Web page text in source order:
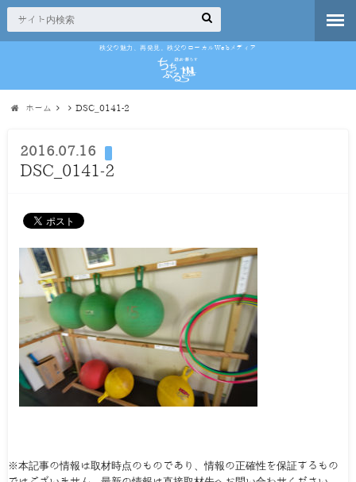
秩父の魅力、再発見。秩父のローカルWebメディア
ホーム DSC_0141-2
2016.07.16
DSC_0141-2
※本記事の情報は取材時点のものであり、情報の正確性を保証するもの